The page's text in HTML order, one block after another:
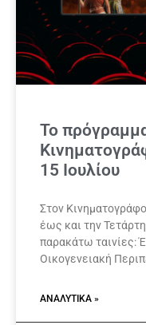
Το
15 Ιουλίου
Στον
έως και την
παρακάτω ταινίες:
Οικογενειακή
ΑΝΑΛΥΤΙΚΆ »